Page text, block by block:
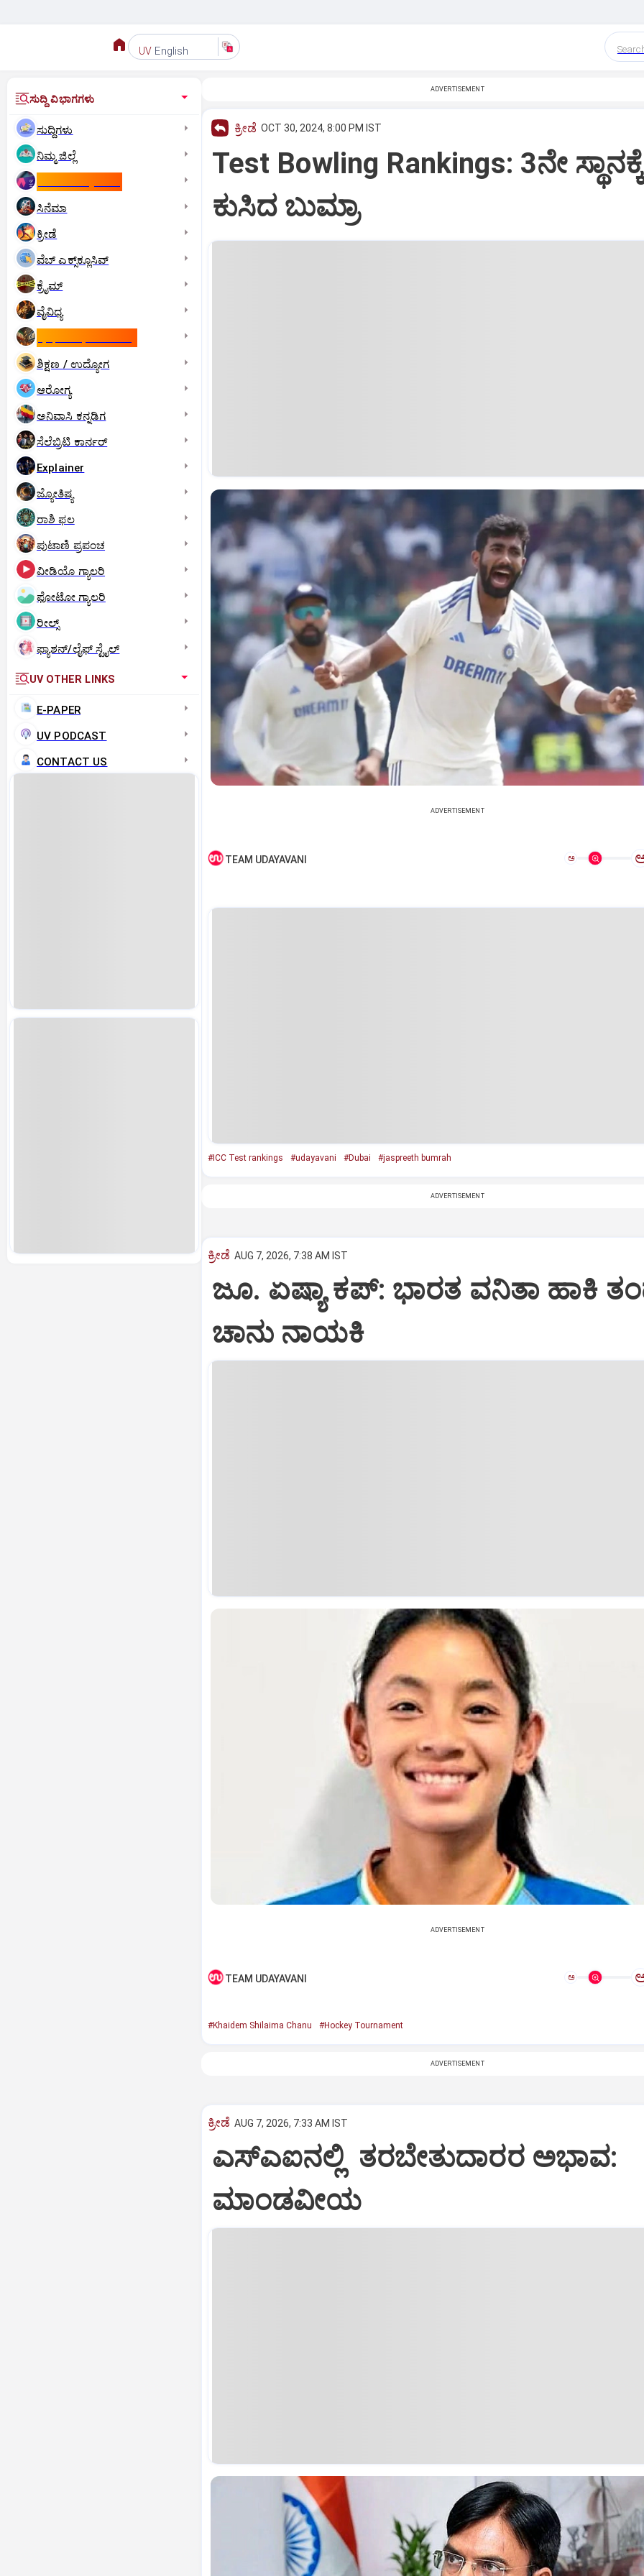
UV English
ಸುದ್ದಿ ವಿಭಾಗಗಳು
ಸುದ್ದಿಗಳು
ನಿಮ್ಮ ಜಿಲ್ಲೆ
ಸಿನೆಮಾ
ಕ್ರೀಡೆ
ವೆಬ್ ಎಕ್ಸ್‌ಕ್ಲೂಸಿವ್
ಕ್ರೈಮ್
ವೈವಿಧ್ಯ
ಶಿಕ್ಷಣ / ಉದ್ಯೋಗ
ಆರೋಗ್ಯ
ಅನಿವಾಸಿ ಕನ್ನಡಿಗ
ಸೆಲೆಬ್ರಿಟಿ ಕಾರ್ನರ್‌
Explainer
ಜ್ಯೋತಿಷ್ಯ
ರಾಶಿ ಫಲ
ಪುಟಾಣಿ ಪ್ರಪಂಚ
ವೀಡಿಯೊ ಗ್ಯಾಲರಿ
ಫೋಟೋ ಗ್ಯಾಲರಿ
ರೀಲ್ಸ್
ಫ್ಯಾಶನ್/ಲೈಫ್‌ ಸ್ಟೈಲ್
UV OTHER LINKS
E-PAPER
UV PODCAST
CONTACT US
ADVERTISEMENT
ಕ್ರೀಡೆ OCT 30, 2024, 8:00 PM IST
Test Bowling Rankings: 3ನೇ ಸ್ಥಾನಕ್ಕೆ
ಕುಸಿದ ಬುಮ್ರಾ
ADVERTISEMENT
TEAM UDAYAVANI ಅ
#ICC Test rankings #udayavani #Dubai #jaspreeth bumrah
ADVERTISEMENT
ಕ್ರೀಡೆ AUG 7, 2026, 7:38 AM IST
ಜೂ. ಏಷ್ಯಾ ಕಪ್‌: ಭಾರತ ವನಿತಾ ಹಾಕಿ
ಚಾನು ನಾಯಕಿ
ADVERTISEMENT
TEAM UDAYAVANI ಅ
#Khaidem Shilaima Chanu #Hockey Tournament
ADVERTISEMENT
ಕ್ರೀಡೆ AUG 7, 2026, 7:33 AM IST
ಎಸ್‌ಎಐನಲ್ಲಿ ತರಬೇತುದಾರರ ಅಭಾವ:
ಮಾಂಡವೀಯ